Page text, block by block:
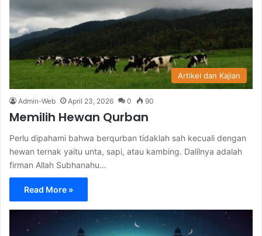
Artikel dan Kajian
Admin-Web April 23, 2026 0 90
Memilih Hewan Qurban
Perlu dipahami bahwa berqurban tidaklah sah kecuali dengan
hewan ternak yaitu unta, sapi, atau kambing. Dalilnya adalah
firman Allah Subhanahu…
Read More »